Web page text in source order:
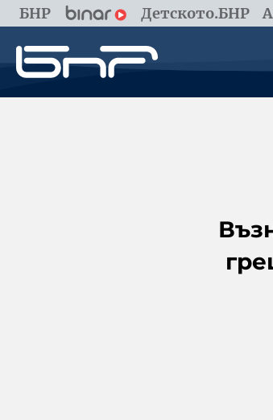
БНР Детското.БНР